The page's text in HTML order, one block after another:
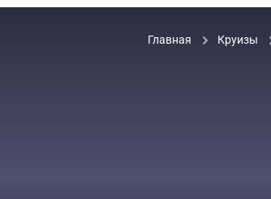
Главная Круизы